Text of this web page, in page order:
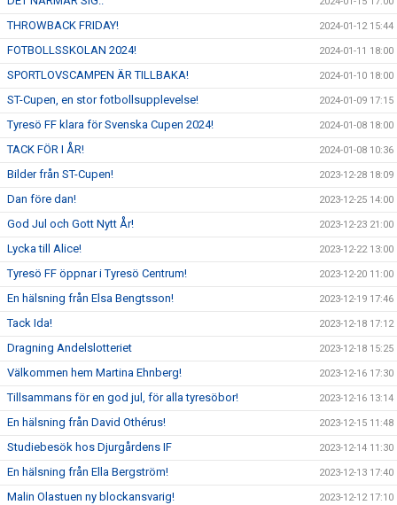
THROWBACK FRIDAY! 2024-01-12 15:44
FOTBOLLSSKOLAN 2024! 2024-01-11 18:00
SPORTLOVSCAMPEN ÄR TILLBAKA! 2024-01-10 18:00
ST-Cupen, en stor fotbollsupplevelse! 2024-01-09 17:15
Tyresö FF klara för Svenska Cupen 2024! 2024-01-08 18:00
TACK FÖR I ÅR! 2024-01-08 10:36
Bilder från ST-Cupen! 2023-12-28 18:09
Dan före dan! 2023-12-25 14:00
God Jul och Gott Nytt År! 2023-12-23 21:00
Lycka till Alice! 2023-12-22 13:00
Tyresö FF öppnar i Tyresö Centrum! 2023-12-20 11:00
En hälsning från Elsa Bengtsson! 2023-12-19 17:46
Tack Ida! 2023-12-18 17:12
Dragning Andelslotteriet 2023-12-18 15:25
Välkommen hem Martina Ehnberg! 2023-12-16 17:30
Tillsammans för en god jul, för alla tyresöbor! 2023-12-16 13:14
En hälsning från David Othérus! 2023-12-15 11:48
Studiebesök hos Djurgårdens IF 2023-12-14 11:30
En hälsning från Ella Bergström! 2023-12-13 17:40
Malin Olastuen ny blockansvarig! 2023-12-12 17:10